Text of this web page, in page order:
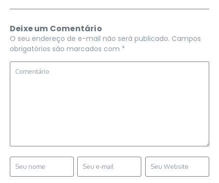
Deixe um Comentário
O seu endereço de e-mail não será publicado. Campos
obrigatórios são marcados com *